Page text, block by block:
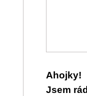
Ahojky!
Jsem